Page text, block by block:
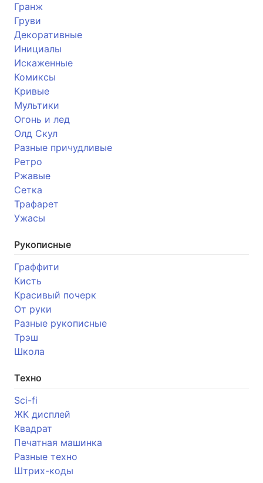
Гранж
Груви
Декоративные
Инициалы
Искаженные
Комиксы
Кривые
Мультики
Огонь и лед
Олд Скул
Разные причудливые
Ретро
Ржавые
Сетка
Трафарет
Ужасы
Рукописные
Граффити
Кисть
Красивый почерк
От руки
Разные рукописные
Трэш
Школа
Техно
Sci-fi
ЖК дисплей
Квадрат
Печатная машинка
Разные техно
Штрих-коды